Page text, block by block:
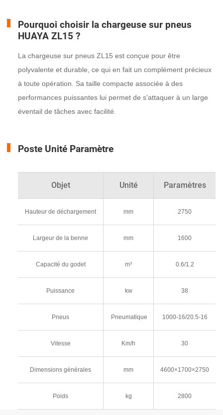
Pourquoi choisir la chargeuse sur pneus
HUAYA ZL15 ?
La chargeuse sur pneus ZL15 est conçue pour être
polyvalente et durable, ce qui en fait un complément précieux
à toute opération. Sa taille compacte associée à des
performances puissantes lui permet de s'attaquer à un large
éventail de tâches avec facilité.
Poste Unité Paramètre
Objet Unité Paramètres
Hauteur de déchargement mm 2750
Largeur de la benne mm 1600
Capacité du godet m³ 0.6/1.2
Puissance kw 38
Pneus Pneumatique 1000-16/20.5-16
Vitesse Km/h 30
Dimensions générales mm 4600×1700×2750
Poids kg 2800